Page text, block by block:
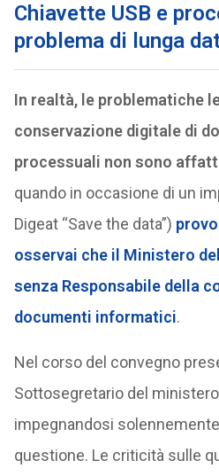
Chiavette USB e
problema di lunga
In realtà, le problematiche
conservazione digitale di
processuali non sono
quando in occasione di un
Digeat “Save the data”)
osservai che il Ministero
senza Responsabile della
documenti informatici.
Nel corso del convegno
Sottosegretario del
impegnandosi
questione. Le criticità sulle